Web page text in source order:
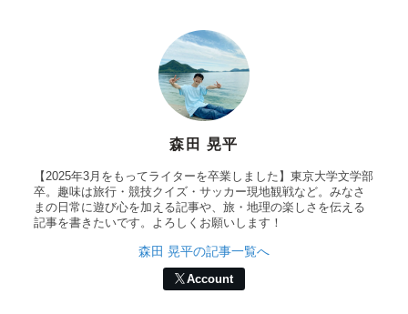
森田 晃平
【2025年3月をもってライターを卒業しました】東京大学文学部
卒。趣味は旅行・競技クイズ・サッカー現地観戦など。みなさ
まの日常に遊び心を加える記事や、旅・地理の楽しさを伝える
記事を書きたいです。よろしくお願いします！
森田 晃平の記事一覧へ
Account